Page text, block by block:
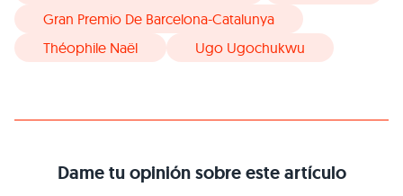
Gran Premio De Barcelona-Catalunya
Théophile Naël
Ugo Ugochukwu
Dame tu opinión sobre este artículo